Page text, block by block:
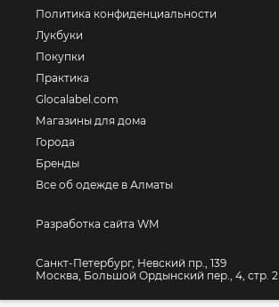
Политика конфиденциальности
Лукбуки
Покупки
Практика
Glocalabel.com
Магазины для дома
Города
Бренды
Все об одежде в Алматы
Разработка сайта WM
Санкт-Петербург, Невский пр., 139
Москва, Большой Ордынский пер., 4, стр. 2